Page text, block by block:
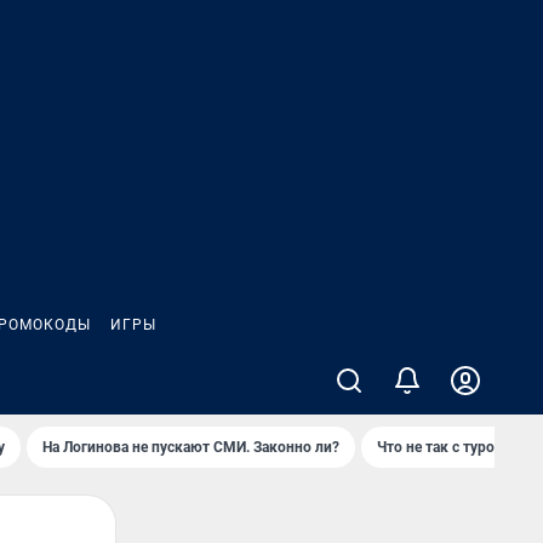
ИГРЫ
На Логинова не пускают СМИ. Законно ли? Что не так с туром на